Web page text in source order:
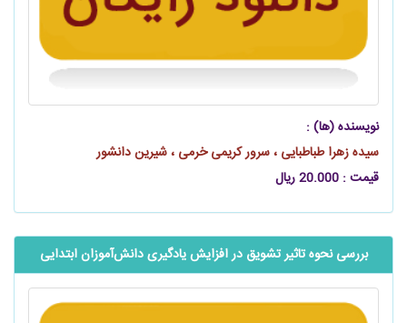
نویسنده (ها) :
سیده زهرا طباطبایی ، سرور کریمی خرمی ، شیرین دانشور
قیمت : 20.000 ریال
بررسی نحوه تاثیر تشویق در افزایش یادگیری ‌‌‌‌دانش‌آموزان ابتدایی